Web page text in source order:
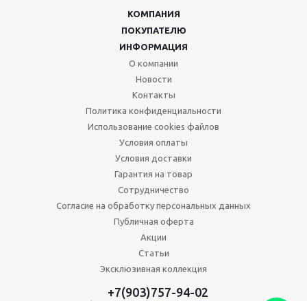
КОМПАНИЯ
ПОКУПАТЕЛЮ
ИНФОРМАЦИЯ
О компании
Новости
Контакты
Политика конфиденциальности
Использование cookies файлов
Условия оплаты
Условия доставки
Гарантия на товар
Сотрудничество
Согласие на обработку персональных данных
Публичная оферта
Акции
Статьи
Эксклюзивная коллекция
+7(903)757-94-02